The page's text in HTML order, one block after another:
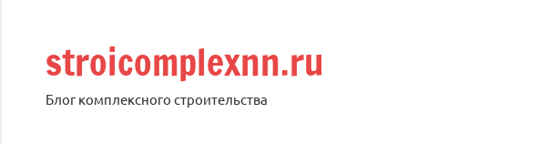
содержимому
stroicomplexnn.ru
Блог комплексного строительства